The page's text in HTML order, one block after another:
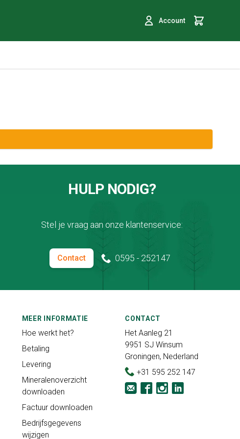
Account
Winkelmand
HULP NODIG?
Stel je vraag aan onze klantenservice:
Contact 0595 - 252147
MEER INFORMATIE
Hoe werkt het?
Betaling
Levering
Mineralenoverzicht
downloaden
Factuur downloaden
Bedrijfsgegevens
wijzigen
CONTACT
Het Aanleg 21
9951 SJ Winsum
Groningen, Nederland
+31 595 252 147